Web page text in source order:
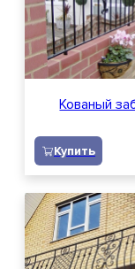
Кованый
Купить